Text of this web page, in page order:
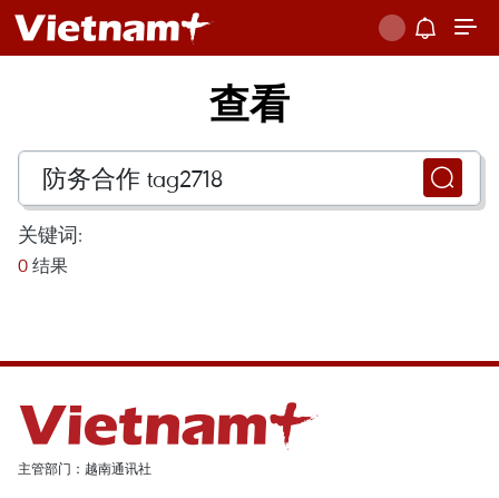
查看
关键词:
0 结果
主管部门：越南通讯社